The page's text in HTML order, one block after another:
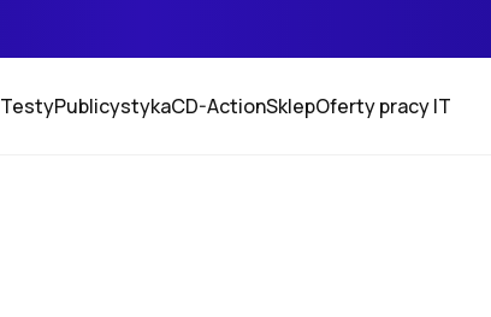
TestyPublicystykaCD-ActionSklepOferty pracy IT